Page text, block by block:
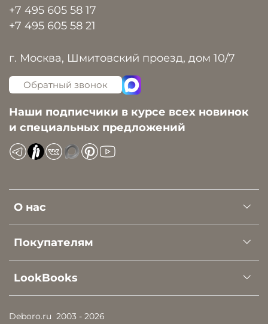
О нас
Покупателям
LookBooks
+7 495 605 58 17
+7 495 605 58 21
г. Москва, Шмитовский проезд, дом 10/7
Обратный звонок
Наши подписчики в курсе всех новинок
и специальных предложений
Deboro.ru 2003 - 2026